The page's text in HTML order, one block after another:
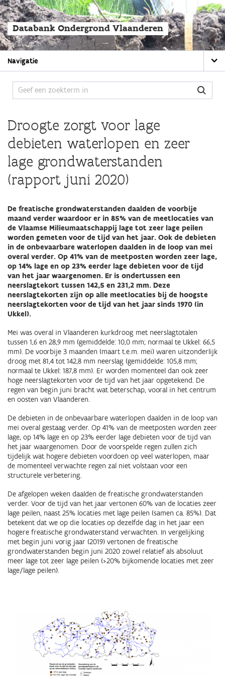
Overslaan
en
naar
de
algemene
inhoud
Databank Ondergrond Vlaanderen
Main
navigation
Navigatie
Droogte zorgt voor lage
debieten waterlopen en zeer
lage grondwaterstanden
(rapport juni 2020)
De freatische grondwaterstanden daalden de voorbije
maand verder waardoor er in 85% van de meetlocaties van
de Vlaamse Milieumaatschappij lage tot zeer lage peilen
worden gemeten voor de tijd van het jaar. Ook de debieten
in de onbevaarbare waterlopen daalden in de loop van mei
overal verder. Op 41% van de meetposten worden zeer lage,
op 14% lage en op 23% eerder lage debieten voor de tijd
van het jaar waargenomen. Er is ondertussen een
neerslagtekort tussen 142,5 en 231,2 mm. Deze
neerslagtekorten zijn op alle meetlocaties bij de hoogste
neerslagtekorten voor de tijd van het jaar sinds 1970 (in
Ukkel).
Mei was overal in Vlaanderen kurkdroog met neerslagtotalen
tussen 1,6 en 28,9 mm (gemiddelde: 10,0 mm; normaal te Ukkel: 66,5
mm). De voorbije 3 maanden (maart t.e.m. mei) waren uitzonderlijk
droog met 81,4 tot 142,8 mm neerslag (gemiddelde: 105,8 mm;
normaal te Ukkel: 187,8 mm). Er worden momenteel dan ook zeer
hoge neerslagtekorten voor de tijd van het jaar opgetekend. De
regen van begin juni bracht wat beterschap, vooral in het centrum
en oosten van Vlaanderen.
De debieten in de onbevaarbare waterlopen daalden in de loop van
mei overal gestaag verder. Op 41% van de meetposten worden zeer
lage, op 14% lage en op 23% eerder lage debieten voor de tijd van
het jaar waargenomen. Door de voorspelde regen zullen zich
tijdelijk wat hogere debieten voordoen op veel waterlopen, maar
de momenteel verwachte regen zal niet volstaan voor een
structurele verbetering.
De afgelopen weken daalden de freatische grondwaterstanden
verder. Voor de tijd van het jaar vertonen 60% van de locaties zeer
lage peilen, naast 25% locaties met lage peilen (samen ca. 85%). Dat
betekent dat we op die locaties op dezelfde dag in het jaar een
hogere freatische grondwaterstand verwachten. In vergelijking
met begin juni vorig jaar (2019) vertonen de freatische
grondwaterstanden begin juni 2020 zowel relatief als absoluut
meer lage tot zeer lage peilen (>20% bijkomende locaties met zeer
lage/lage peilen).